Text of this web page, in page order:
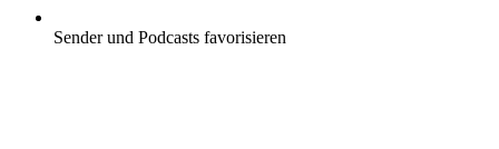
Sender und Podcasts favorisieren